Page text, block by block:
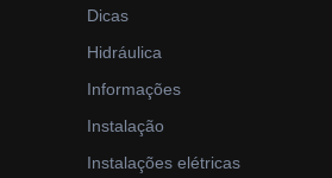
Dicas
Hidráulica
Informações
Instalação
Instalações elétricas